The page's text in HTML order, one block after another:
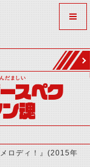
だましい
スペク
魂
ロディ！』(2015年